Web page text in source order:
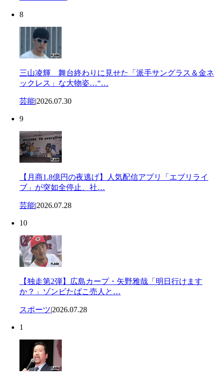
8
三山凌輝 舞台終わりに見せた「派手サングラス＆金ネ
ックレス」な大物姿…“…
芸能|2026.07.30
9
【月商1.8億円の夜逃げ】人気配信アプリ「エブリライ
ブ」が突如全停止、社…
芸能|2026.07.28
10
【独走第2弾】広島カープ・矢野雅哉「明日行けます
か？」ゾンビたばこ売人と…
スポーツ|2026.07.28
1